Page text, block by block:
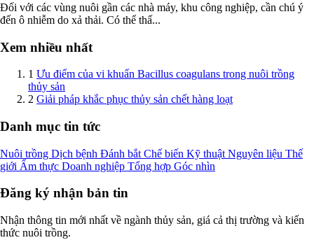
Đối với các vùng nuôi gần các nhà máy, khu công nghiệp, cần chú ý
đến ô nhiễm do xả thải. Có thể thấ...
Xem nhiều nhất
1 Ưu điểm của vi khuẩn Bacillus coagulans trong nuôi trồng
thủy sản
2 Giải pháp khắc phục thủy sản chết hàng loạt
Danh mục tin tức
Nuôi trồng Dịch bệnh Đánh bắt Chế biến Kỹ thuật Nguyên liệu Thế
giới Ẩm thực Doanh nghiệp Tổng hợp Góc nhìn
Đăng ký nhận bản tin
Nhận thông tin mới nhất về ngành thủy sản, giá cả thị trường và kiến
thức nuôi trồng.